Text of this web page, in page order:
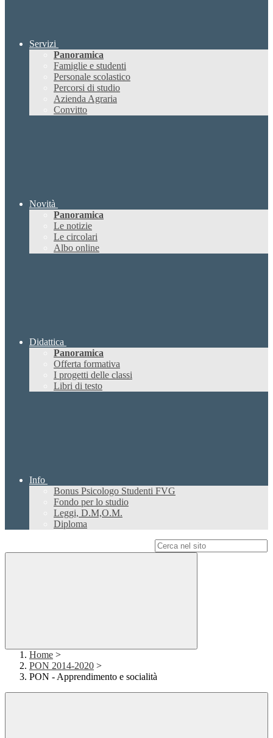
Servizi
Panoramica
Famiglie e studenti
Personale scolastico
Percorsi di studio
Azienda Agraria
Convitto
Novità
Panoramica
Le notizie
Le circolari
Albo online
Didattica
Panoramica
Offerta formativa
I progetti delle classi
Libri di testo
Info
Bonus Psicologo Studenti FVG
Fondo per lo studio
Leggi, D.M,O.M.
Diploma
Home >
PON 2014-2020 >
PON - Apprendimento e socialità